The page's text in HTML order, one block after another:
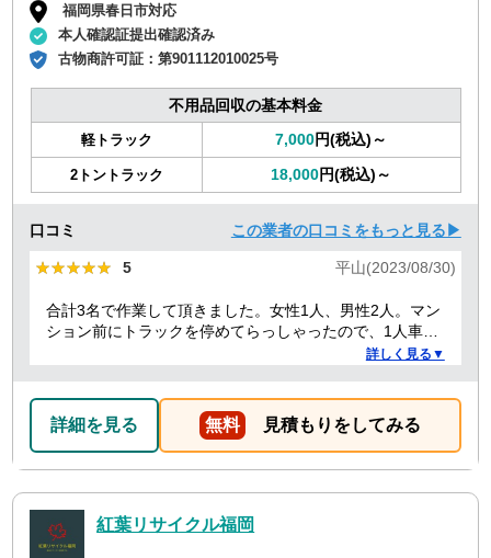
福岡県春日市対応
本人確認証提出確認済み
古物商許可証：第901112010025号
不用品回収の基本料金
軽トラック 7,000円(税込)～
2トントラック 18,000円(税込)～
口コミ この業者の口コミをもっと見る▶
★★★★★
★★★★★ 5 平山(2023/08/30)
合計3名で作業して頂きました。女性1人、男性2人。マン
ション前にトラックを停めてらっしゃったので、1人車内
で待機する必要があったからか、女性の方は最初と最後
30分かかったかな？っていうぐらい早かったです！ 部屋
もスッキリしたし、助かりました。
詳しく見る▼
詳細を見る 無料 見積もりをしてみる
紅葉リサイクル福岡